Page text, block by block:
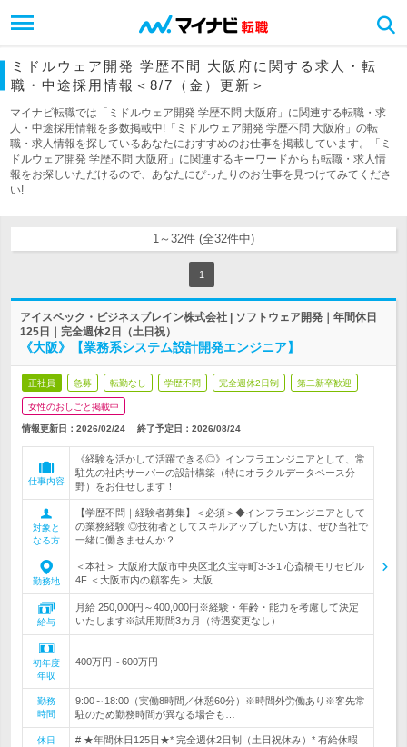
ミドルウェア開発 学歴不問 大阪府に関する求人・転
職・中途採用情報＜8/7（金）更新＞
マイナビ転職では「ミドルウェア開発 学歴不問 大阪府」に関連する転職・求
人・中途採用情報を多数掲載中!「ミドルウェア開発 学歴不問 大阪府」の転
職・求人情報を探しているあなたにおすすめのお仕事を掲載しています。「ミ
ドルウェア開発 学歴不問 大阪府」に関連するキーワードからも転職・求人情
報をお探しいただけるので、あなたにぴったりのお仕事を見つけてみてくださ
い!
1～32件 (全32件中)
1
アイスペック・ビジネスブレイン株式会社 | ソフトウェア開発｜年間休日
125日｜完全週休2日（土日祝）
《大阪》【業務系システム設計開発エンジニア】
正社員 急募 転勤なし 学歴不問 完全週休2日制 第二新卒歓迎
女性のおしごと掲載中
情報更新日：2026/02/24 終了予定日： 2026/08/24
仕事内容
《経験を活かして活躍できる◎》インフラエンジニアとして、常
駐先の社内サーバーの設計構築（特にオラクルデータベース分
野）をお任せします！
対象と
なる方
【学歴不問｜経験者募集】＜必須＞◆インフラエンジニアとして
の業務経験 ◎技術者としてスキルアップしたい方は、ぜひ当社で
一緒に働きませんか？
勤務地
＜本社＞ 大阪府大阪市中央区北久宝寺町3-3-1 心斎橋モリセビル
4F ＜大阪市内の顧客先＞ 大阪…
給与
月給 250,000円～400,000円※経験・年齢・能力を考慮して決定
いたします※試用期間3カ月（待遇変更なし）
初年度
年収
400万円～600万円
勤務
時間
9:00～18:00（実働8時間／休憩60分）※時間外労働あり※客先常
駐のため勤務時間が異なる場合も…
休日
# ★年間休日125日★* 完全週休2日制（土日祝休み）* 有給休暇